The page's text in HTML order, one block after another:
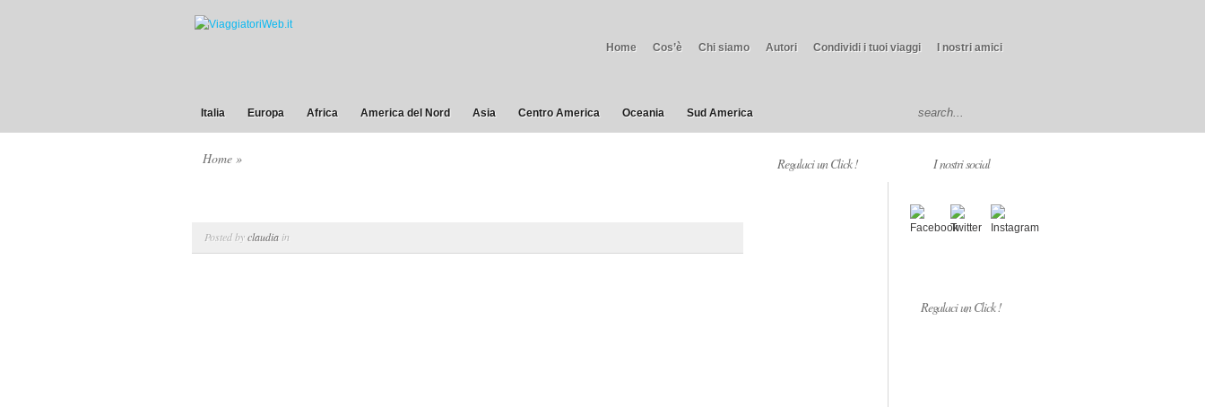
Home Cos’è Chi siamo Autori Condividi i tuoi viaggi I nostri amici
Italia Europa Africa America del Nord Asia Centro America Oceania Sud America
Home »
Posted byclaudia in
Regalaci un Click ! I nostri social
Regalaci un Click !